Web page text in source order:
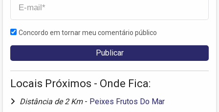
Concordo em tornar meu comentário público
Locais Próximos - Onde Fica:
Distância de 2 Km - Peixes Frutos Do Mar